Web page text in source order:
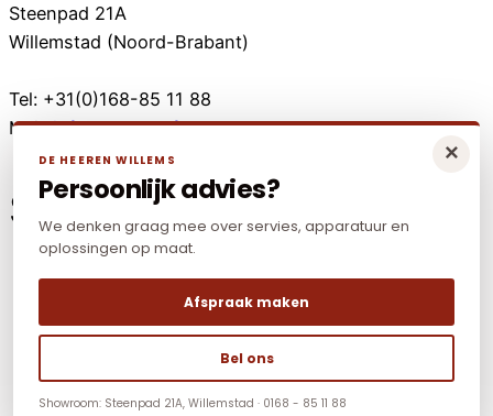
Steenpad 21A
Willemstad (Noord-Brabant)
Tel: +31(0)168-85 11 88
Mail:info@dhwnonfood.nl
Social Media
×
DE HEEREN WILLEMS
Persoonlijk advies?
We denken graag mee over servies, apparatuur en
oplossingen op maat.
Afspraak maken
Bel ons
Showroom: Steenpad 21A, Willemstad · 0168 - 85 11 88